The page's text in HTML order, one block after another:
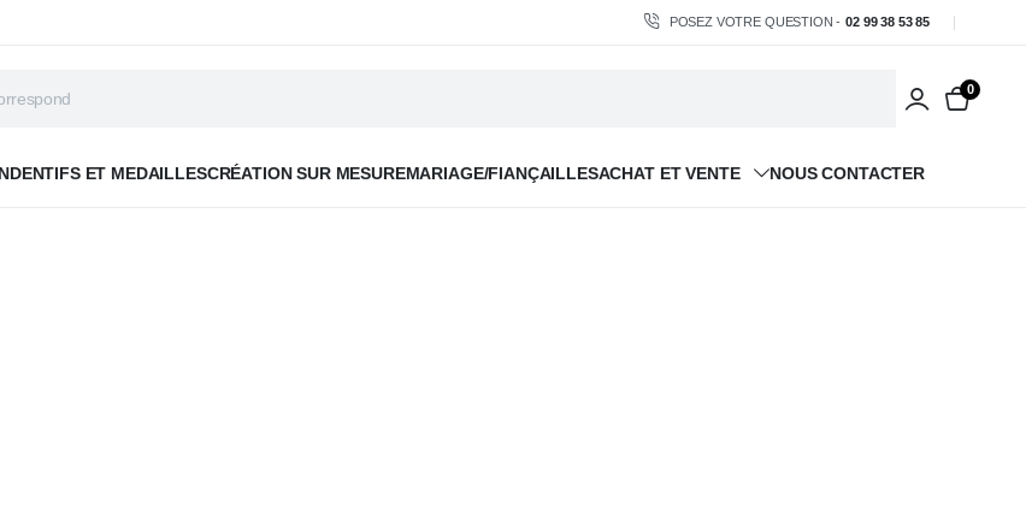
POSEZ VOTRE QUESTION - 02 99 38 53 85
0
ET MEDAILLESCRÉATION SUR MESUREMARIAGE/FIANÇAILLESACHAT ET VENTE NOUS CONTACTER